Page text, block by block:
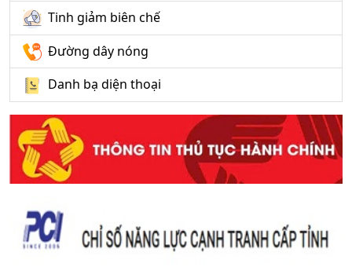
Tinh giảm biên chế
Đường dây nóng
Danh bạ diện thoại